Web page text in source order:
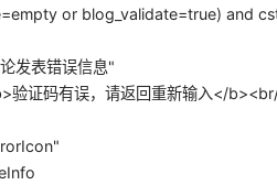
or blog_validate=true) and
发表错误信息"
验证码有误，请返回重新输入</